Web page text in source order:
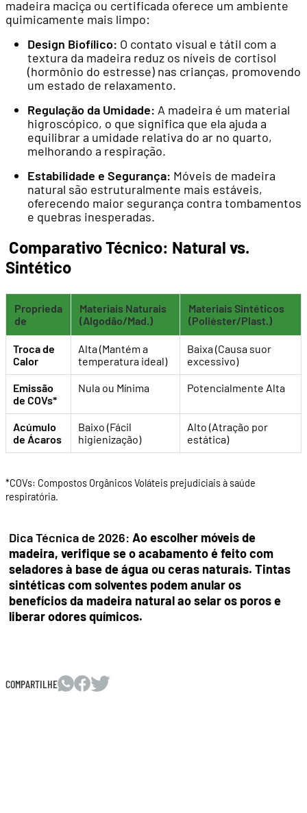
madeira maciça ou certificada oferece um ambiente
quimicamente mais limpo:
Design Biofílico: O contato visual e tátil com a
textura da madeira reduz os níveis de cortisol
(hormônio do estresse) nas crianças, promovendo
um estado de relaxamento.
Regulação da Umidade: A madeira é um material
higroscópico, o que significa que ela ajuda a
equilibrar a umidade relativa do ar no quarto,
melhorando a respiração.
Estabilidade e Segurança: Móveis de madeira
natural são estruturalmente mais estáveis,
oferecendo maior segurança contra tombamentos
e quebras inesperadas.
Comparativo Técnico: Natural vs.
Sintético
Proprieda
de
Materiais Naturais
(Algodão/Mad.)
Materiais Sintéticos
(Poliéster/Plast.)
Troca de
Calor
Alta (Mantém a
temperatura ideal)
Baixa (Causa suor
excessivo)
Emissão
de COVs*
Nula ou Mínima Potencialmente Alta
Acúmulo
de Ácaros
Baixo (Fácil
higienização)
Alto (Atração por
estática)
*COVs: Compostos Orgânicos Voláteis prejudiciais à saúde
respiratória.
Dica Técnica de 2026: Ao escolher móveis de
madeira, verifique se o acabamento é feito com
seladores à base de água ou ceras naturais. Tintas
sintéticas com solventes podem anular os
benefícios da madeira natural ao selar os poros e
liberar odores químicos.
COMPARTILHE